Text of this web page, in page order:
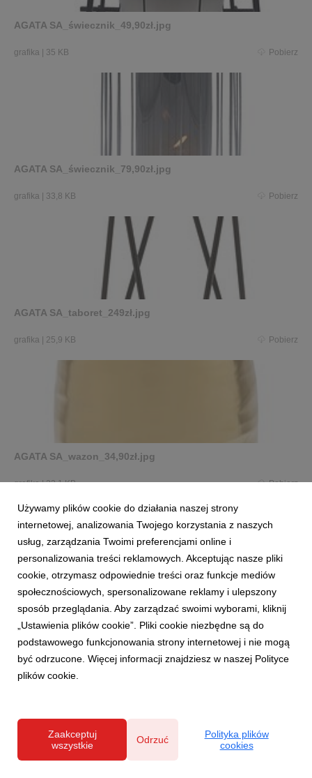
AGATA SA_świecznik_49,90zł.jpg
grafika | 35 KB Pobierz
AGATA SA_świecznik_79,90zł.jpg
grafika | 33,8 KB Pobierz
AGATA SA_taboret_249zł.jpg
grafika | 25,9 KB Pobierz
AGATA SA_wazon_34,90zł.jpg
grafika|22,1 KB Pobierz
AGATA SA_zegar ścienny_69,90zł.jpg
grafika|56,4 KB
AGATA SA_zegar ścienny_89,90zł.jpg
Używamy plików cookie do działania naszej strony
internetowej, analizowania Twojego korzystania z naszych
usług, zarządzania Twoimi preferencjami online i
personalizowania treści reklamowych. Akceptując nasze pliki
cookie, otrzymasz odpowiednie treści oraz funkcje mediów
społecznościowych, spersonalizowane reklamy i ulepszony
sposób przeglądania. Aby zarządzać swoimi wyborami, kliknij
„Ustawienia plików cookie”. Pliki cookie niezbędne są do
podstawowego funkcjonowania strony internetowej i nie mogą
być odrzucone. Więcej informacji znajdziesz w naszej Polityce
plików cookie.
Zaakceptuj
wszystkie
Odrzuć
Polityka plików
cookies